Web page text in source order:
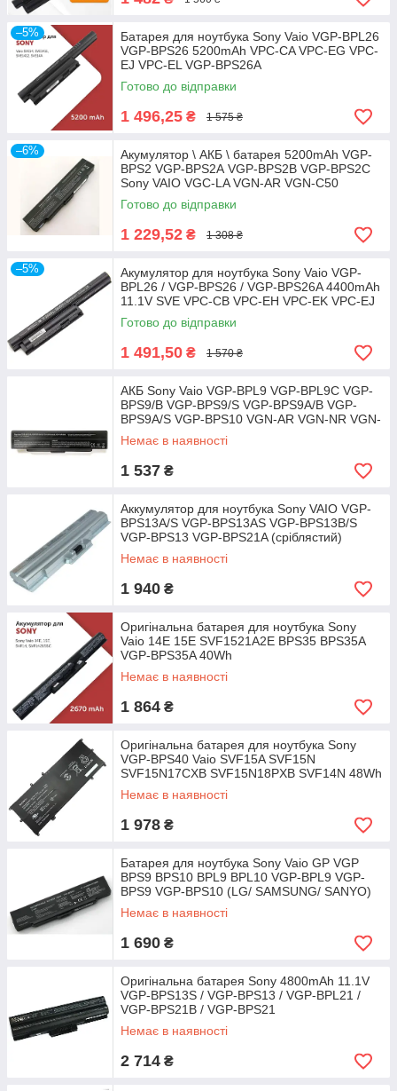
–5%
Батарея для ноутбука Sony Vaio VGP-BPL26
VGP-BPS26 5200mAh VPC-CA VPC-EG VPC-
EJ VPC-EL VGP-BPS26A
Готово до відправки
1 496,25 ₴ 1 575 ₴
–6%
Акумулятор \ АКБ \ батарея 5200mAh VGP-
BPS2 VGP-BPS2A VGP-BPS2B VGP-BPS2C
Sony VAIO VGC-LA VGN-AR VGN-C50
Готово до відправки
1 229,52 ₴ 1 308 ₴
–5%
Акумулятор для ноутбука Sony Vaio VGP-
BPL26 / VGP-BPS26 / VGP-BPS26A 4400mAh
11.1V SVE VPC-CB VPC-EH VPC-EK VPC-EJ
Готово до відправки
1 491,50 ₴ 1 570 ₴
АКБ Sony Vaio VGP-BPL9 VGP-BPL9C VGP-
BPS9/B VGP-BPS9/S VGP-BPS9A/B VGP-
BPS9A/S VGP-BPS10 VGN-AR VGN-NR VGN-
SZ
Немає в наявності
1 537 ₴
Аккумулятор для ноутбука Sony VAIO VGP-
BPS13A/S VGP-BPS13AS VGP-BPS13B/S
VGP-BPS13 VGP-BPS21A (сріблястий)
Немає в наявності
1 940 ₴
Оригінальна батарея для ноутбука Sony
Vaio 14E 15E SVF1521A2E BPS35 BPS35A
VGP-BPS35A 40Wh
Немає в наявності
1 864 ₴
Оригінальна батарея для ноутбука Sony
VGP-BPS40 Vaio SVF15A SVF15N
SVF15N17CXB SVF15N18PXB SVF14N 48Wh
Немає в наявності
1 978 ₴
Батарея для ноутбука Sony Vaio GP VGP
BPS9 BPS10 BPL9 BPL10 VGP-BPL9 VGP-
BPS9 VGP-BPS10 (LG/ SAMSUNG/ SANYO)
Немає в наявності
1 690 ₴
Оригінальна батарея Sony 4800mAh 11.1V
VGP-BPS13S / VGP-BPS13 / VGP-BPL21 /
VGP-BPS21B / VGP-BPS21
Немає в наявності
2 714 ₴